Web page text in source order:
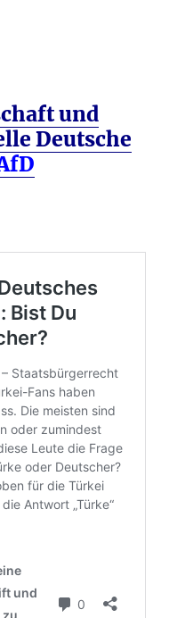
und
Deutsche